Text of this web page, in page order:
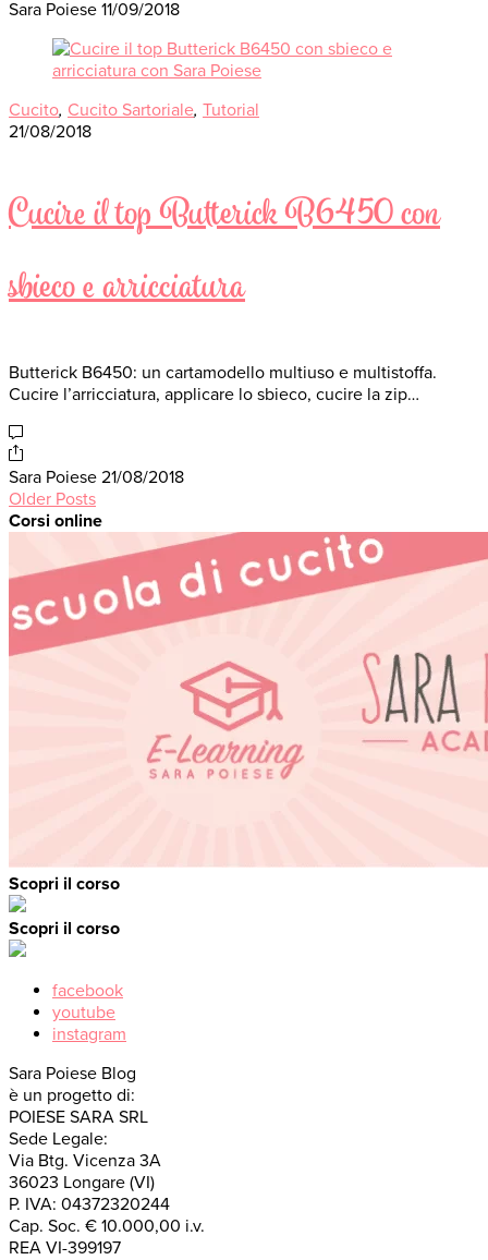
Sara Poiese 11/09/2018
Cucito, Cucito Sartoriale, Tutorial
21/08/2018
Cucire il top Butterick B6450 con
sbieco e arricciatura
Butterick B6450: un cartamodello multiuso e multistoffa.
Cucire l’arricciatura, applicare lo sbieco, cucire la zip…
Sara Poiese 21/08/2018
Older Posts
Corsi online
Scopri il corso
Scopri il corso
facebook
youtube
instagram
Sara Poiese Blog
è un progetto di:
POIESE SARA SRL
Sede Legale:
Via Btg. Vicenza 3A
36023 Longare (VI)
P. IVA: 04372320244
Cap. Soc. € 10.000,00 i.v.
REA VI-399197